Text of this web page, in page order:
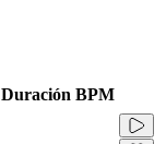
Duración BPM